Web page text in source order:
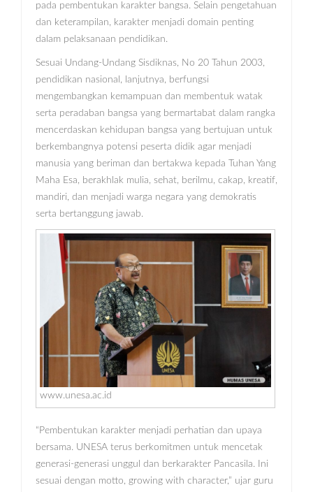
pada pembentukan karakter bangsa. Selain pengetahuan
dan keterampilan, karakter menjadi domain penting
dalam pelaksanaan pendidikan.
Sesuai Undang-Undang Sisdiknas, No 20 Tahun 2003,
pendidikan nasional, lanjutnya, berfungsi
mengembangkan kemampuan dan membentuk watak
serta peradaban bangsa yang bermartabat dalam rangka
mencerdaskan kehidupan bangsa yang bertujuan untuk
berkembangnya potensi peserta didik agar menjadi
manusia yang beriman dan bertakwa kepada Tuhan Yang
Maha Esa, berakhlak mulia, sehat, berilmu, cakap, kreatif,
mandiri, dan menjadi warga negara yang demokratis
serta bertanggung jawab.
www.unesa.ac.id
“Pembentukan karakter menjadi perhatian dan upaya
bersama. UNESA terus berkomitmen untuk mencetak
generasi-generasi unggul dan berkarakter Pancasila. Ini
sesuai dengan motto, growing with character,” ujar guru